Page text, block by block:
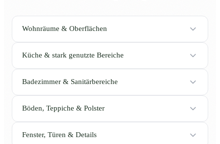
Wohnräume & Oberflächen
Küche & stark genutzte Bereiche
Badezimmer & Sanitärbereiche
Böden, Teppiche & Polster
Fenster, Türen & Details